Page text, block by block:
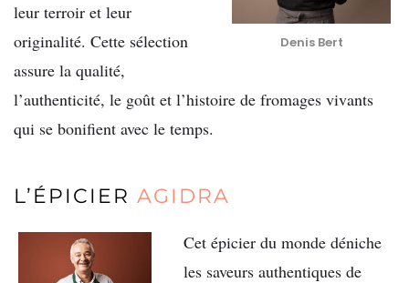
Denis Bert
leur terroir et leur
originalité. Cette sélection
assure la qualité,
l’authenticité, le goût et l’histoire de fromages vivants
qui se bonifient avec le temps.
L’ÉPICIER AGIDRA
Cet épicier du monde déniche
les saveurs authentiques de